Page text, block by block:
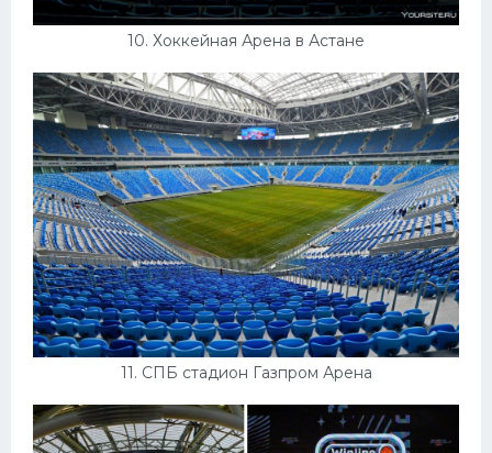
10. Хоккейная Арена в Астане
11. СПБ стадион Газпром Арена